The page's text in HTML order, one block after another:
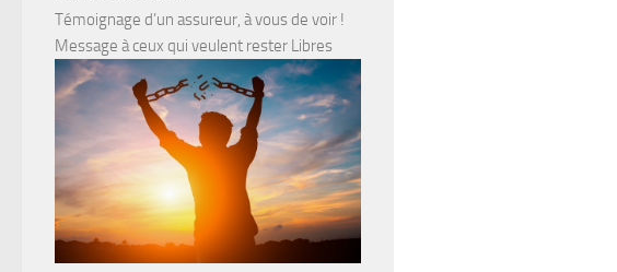
Témoignage d’un assureur, à vous de voir !
Message à ceux qui veulent rester Libres